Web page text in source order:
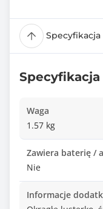
Specyfikacja
Specyfikacja
Waga
1.57 kg
Zawiera baterię /
Nie
Informacje